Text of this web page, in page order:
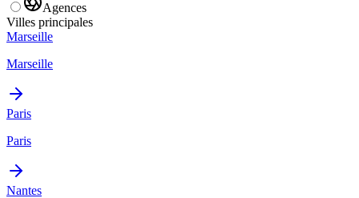
Agences
Villes principales
Marseille
Marseille
Paris
Paris
Nantes